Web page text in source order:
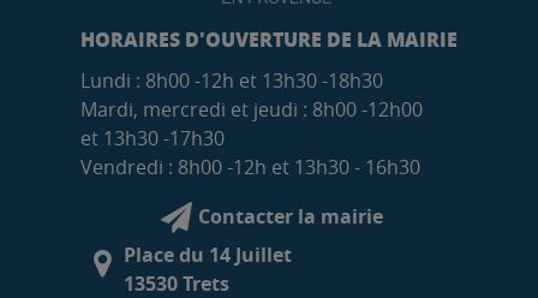
HORAIRES D'OUVERTURE DE LA MAIRIE
Lundi : 8h00 -12h et 13h30 -18h30
Mardi, mercredi et jeudi : 8h00 -12h00
et 13h30 -17h30
Vendredi : 8h00 -12h et 13h30 - 16h30
Contacter la mairie
Place du 14 Juillet
13530 Trets